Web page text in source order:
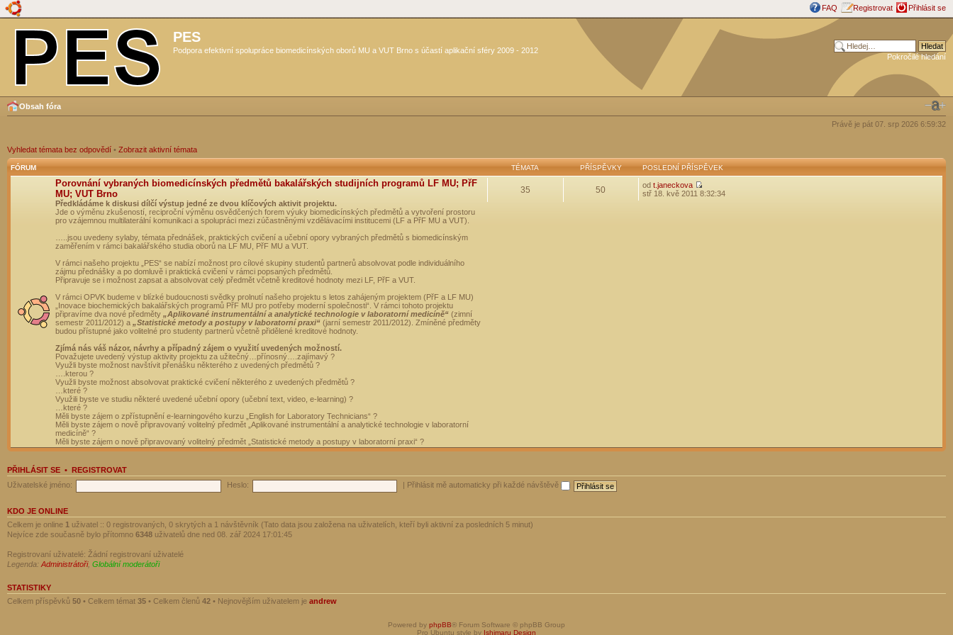
FAQ Registrovat Přihlásit se
PES
Podpora efektivní spolupráce biomedicínských oborů MU a VUT Brno s účastí aplikační sféry 2009 - 2012
Pokročilé hledání
Obsah fóra
Právě je pát 07. srp 2026 6:59:32
Vyhledat témata bez odpovědí • Zobrazit aktivní témata
FÓRUM TÉMATA PŘÍSPĚVKY POSLEDNÍ PŘÍSPĚVEK
Porovnání vybraných biomedicínských předmětů bakalářských studijních programů LF MU; PřF
MU; VUT Brno
Předkládáme k diskusi dílčí výstup jedné ze dvou klíčových aktivit projektu.
Jde o výměnu zkušeností, reciproční výměnu osvědčených forem výuky biomedicínských předmětů a vytvoření prostoru
pro vzájemnou multilaterální komunikaci a spolupráci mezi zúčastněnými vzdělávacími institucemi (LF a PřF MU a VUT).
…..jsou uvedeny sylaby, témata přednášek, praktických cvičení a učební opory vybraných předmětů s biomedicínským
zaměřením v rámci bakalářského studia oborů na LF MU, PřF MU a VUT.
V rámci našeho projektu „PES“ se nabízí možnost pro cílové skupiny studentů partnerů absolvovat podle individuálního
zájmu přednášky a po domluvě i praktická cvičení v rámci popsaných předmětů.
Připravuje se i možnost zapsat a absolvovat celý předmět včetně kreditové hodnoty mezi LF, PřF a VUT.
V rámci OPVK budeme v blízké budoucnosti svědky prolnutí našeho projektu s letos zahájeným projektem (PřF a LF MU)
„Inovace biochemických bakalářských programů PřF MU pro potřeby moderní společnosti“. V rámci tohoto projektu
připravíme dva nové předměty „Aplikované instrumentální a analytické technologie v laboratorní medicíně“ (zimní
semestr 2011/2012) a „Statistické metody a postupy v laboratorní praxi“ (jarní semestr 2011/2012). Zmíněné předměty
budou přístupné jako volitelné pro studenty partnerů včetně přidělené kreditové hodnoty.
Zjímá nás váš názor, návrhy a případný zájem o využití uvedených možností.
Považujete uvedený výstup aktivity projektu za užitečný…přínosný….zajímavý ?
Využli byste možnost navštívit přenášku některého z uvedených předmětů ?
….kterou ?
Využli byste možnost absolvovat praktické cvičení některého z uvedených předmětů ?
…které ?
Využili byste ve studiu některé uvedené učební opory (učební text, video, e-learning) ?
…které ?
Měli byste zájem o zpřístupnění e-learningového kurzu „English for Laboratory Technicians“ ?
Měli byste zájem o nově připravovaný volitelný předmět „Aplikované instrumentální a analytické technologie v laboratorní
medicíně“ ?
Měli byste zájem o nově připravovaný volitelný předmět „Statistické metody a postupy v laboratorní praxi“ ?
35 50 od t.janeckova
stř 18. kvě 2011 8:32:34
PŘIHLÁSIT SE • REGISTROVAT
Uživatelské jméno:
Heslo: Přihlásit mě automaticky při každé návštěvě
KDO JE ONLINE
Celkem je online 1 uživatel :: 0 registrovaných, 0 skrytých a 1 návštěvník (Tato data jsou založena na uživatelích, kteří byli aktivní za posledních 5 minut)
Nejvíce zde současně bylo přítomno 6348 uživatelů dne ned 08. zář 2024 17:01:45
Registrovaní uživatelé: Žádní registrovaní uživatelé
Legenda: Administrátoři, Globální moderátoři
STATISTIKY
Celkem příspěvků 50 • Celkem témat 35 • Celkem členů 42 • Nejnovějším uživatelem je andrew
Powered by phpBB® Forum Software © phpBB Group
Pro Ubuntu style by Ishimaru Design